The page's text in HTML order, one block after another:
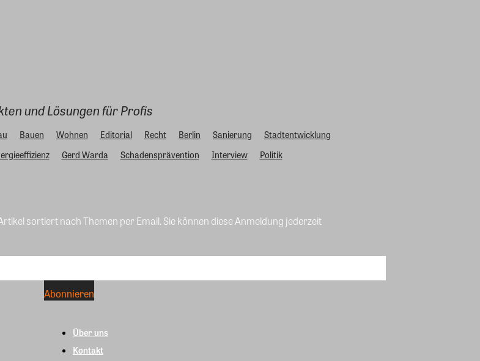
und Lösungen für Profis
Bauen Wohnen Editorial Recht Berlin Sanierung
Stadtentwicklung
Gerd Warda Schadensprävention Interview Politik
sortiert nach Themen per Email. Sie können diese Anmeldung jederzeit
Über uns
Kontakt